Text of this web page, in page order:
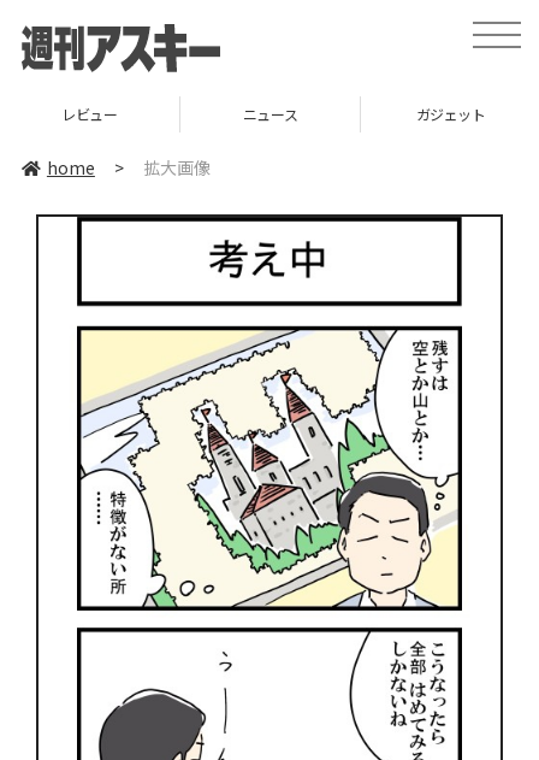
toggle
レビュー ニュース ガジェット
home > 拡大画像